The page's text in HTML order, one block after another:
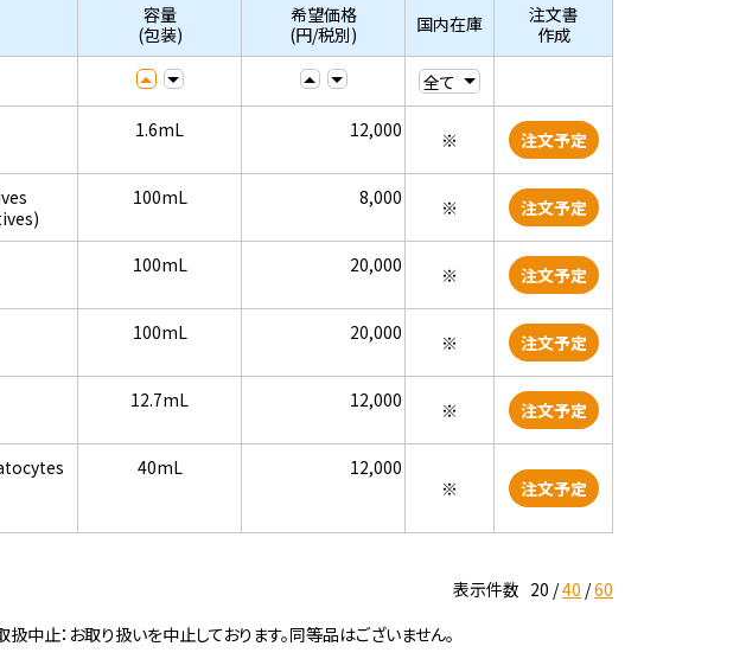
容量
(包装)
希望価格
(円/税別)
国内在庫
注文書
作成
1.6mL 12,000 ※ 注文予定
100mL 8,000 ※ 注文予定
100mL 20,000 ※ 注文予定
100mL 20,000 ※ 注文予定
12.7mL 12,000 ※ 注文予定
40mL
12,000
※
注文予定
表示件数 20 40 60
止：お取り扱いを中止しております。同等品はございません。